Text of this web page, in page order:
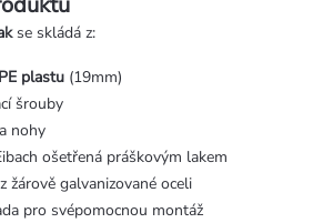
se skládá z:
plastu (19mm)
šrouby
nohy
ošetřená práškovým lakem
žárově galvanizované oceli
pro svépomocnou montáž